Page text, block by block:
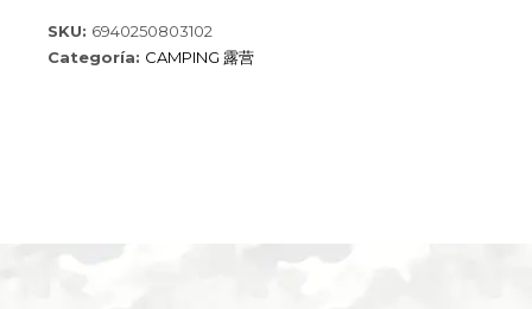
W33-
6
SKU: 6940250803102
Categoría: CAMPING 露营